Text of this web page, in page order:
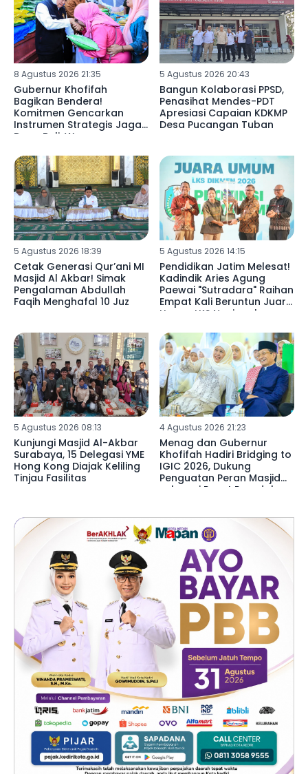
8 Agustus 2026 21:35
Gubernur Khofifah
Bagikan Bendera!
Komitmen Gencarkan
Instrumen Strategis Jaga
Daya Beli, Warga
Murah
5 Agustus 2026 20:43
Bangun Kolaborasi PPSD,
Penasihat Mendes-PDT
Apresiasi Capaian KDKMP
Desa Pucangan Tuban
5 Agustus 2026 18:39
Cetak Generasi Qur’ani MI
Masjid Al Akbar! Simak
Pengalaman Abdullah
Faqih Menghafal 10 Juz
5 Agustus 2026 14:15
Pendidikan Jatim Melesat!
Kadindik Aries Agung
Paewai "Sutradara" Raihan
Empat Kali Beruntun Juara
Umum LKS Nasional
5 Agustus 2026 08:13
Kunjungi Masjid Al-Akbar
Surabaya, 15 Delegasi YME
Hong Kong Diajak Keliling
Tinjau Fasilitas
4 Agustus 2026 21:23
Menag dan Gubernur
Khofifah Hadiri Bridging to
IGIC 2026, Dukung
Penguatan Peran Masjid
sebagai Pusat Peradaban,